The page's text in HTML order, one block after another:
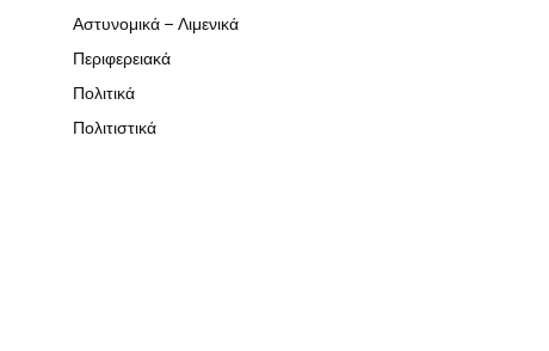
Αστυνομικά – Λιμενικά
Περιφερειακά
Πολιτικά
Πολιτιστικά